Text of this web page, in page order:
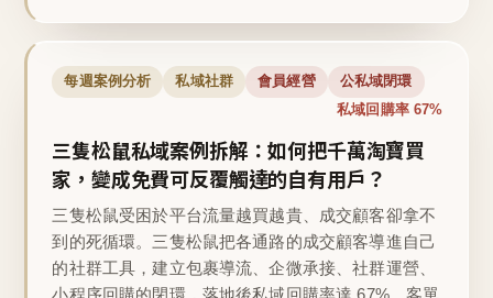
每週案例分析 私域社群 會員經營 公私域閉環
私域回購率 67%
三隻松鼠私域案例拆解：如何把千萬淘寶買
家，變成免費可反覆觸達的自有用戶？
三隻松鼠受困於平台流量越買越貴、成交顧客卻拿不
到的死循環。三隻松鼠把各通路的成交顧客導進自己
的社群工具，建立包裹導流、企微承接、社群運營、